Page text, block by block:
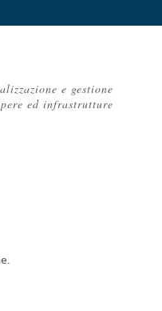
e gestione
ed infrastrutture